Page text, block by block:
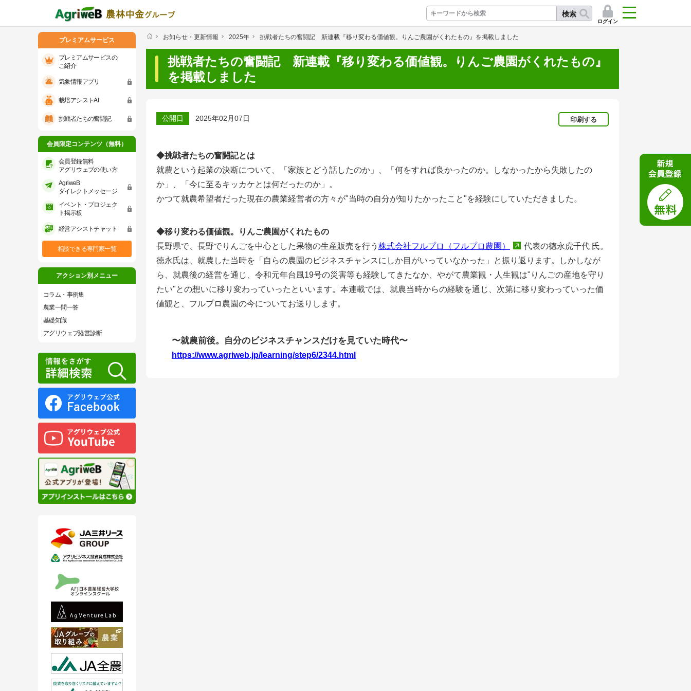
検索
ログイン
プレミアムサービス
プレミアムサービスのご紹介
会員限定コンテンツ（無料）
会員登録無料 アグリウェブの使い方
AgriweBダイレクトメッセージ
イベント・プロジェクト掲示板
経営アシストチャット
農業一問一答
基礎知識
お知らせ・更新情報 2025年 挑戦者たちの奮闘記 新連載『移り変わる価値観。りんご農園がくれたもの』を掲載しました
挑戦者たちの奮闘記 新連載『移り変わる価値観。りんご農園がくれたもの』
を掲載しました
公開日 2025年02月07日 印刷する
◆挑戦者たちの奮闘記とは
就農という起業の決断について、「家族とどう話したのか」、「何をすれば良かったのか。しなかったから失敗したの
か」、「今に至るキッカケとは何だったのか」。
かつて就農希望者だった現在の農業経営者の方々が"当時の自分が知りたかったこと"を経験にしていただきました。
◆移り変わる価値観。りんご農園がくれたもの
長野県で、 長野でりんごを中心とした果物の生産販売を行う 株式会社フルプロ（フルプロ農園）
代表の徳永虎千代 氏。
徳永氏は、就農した当時を「自らの農園のビジネスチャンスにしか目がいっていなかった」と振り返ります。しかしなが
ら、就農後の経営を通じ、令和元年台風19号の災害等も経験してきたなか、やがて農業観・人生観は"りんごの産地を守り
たい"との想いに移り変わっていったといいます。本連載では、就農当時からの経験を通じ、次第に移り変わっていった価
値観と、フルプロ農園の今についてお送りします。
〜就農前後。自分のビジネスチャンスだけを見ていた時代〜
https://www.agriweb.jp/learning/step6/2344.html
プレミアムサービス
プレミアムサービスの
ご紹介
気象情報アプリ
栽培アシストAI
挑戦者たちの奮闘記
会員限定コンテンツ（無料）
会員登録無料
アグリウェブの使い方
AgriweB
ダイレクトメッセージ
イベント・プロジェク
ト掲示板
経営アシストチャット
相談できる専門家一覧
アクション別メニュー
コラム・事例集
農業一問一答
基礎知識
アグリウェブ経営診断